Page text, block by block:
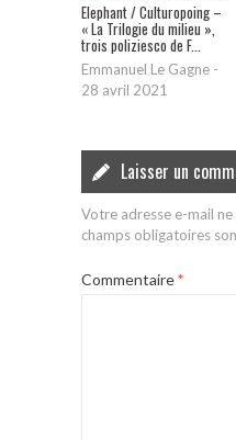
Elephant / Culturopoing –
« La Trilogie du milieu »,
trois poliziesco de F...
Emmanuel Le Gagne -
28 avril 2021
Laisser un
Votre adresse e-mail
champs obligatoires
Commentaire*